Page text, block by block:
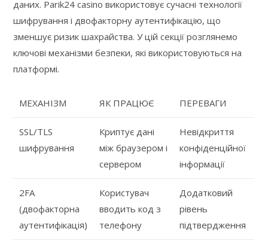
даних. Parik24 casino використовує сучасні технології
шифрування і двофакторну аутентифікацію, що
зменшує ризик шахрайства. У цій секції розглянемо
ключові механізми безпеки, які використовуються на
платформі.
МЕХАНІЗМ ЯК ПРАЦЮЄ ПЕРЕВАГИ
SSL/TLS
шифрування
Криптує дані
між браузером і
сервером
Невідкриття
конфіденційної
інформації
2FA
(двофакторна
аутентифікація)
Користувач
вводить код з
телефону
Додатковий
рівень
підтвердження